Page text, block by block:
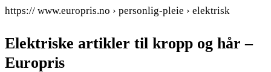
https:// www.europris.no › personlig-pleie › elektrisk
Elektriske artikler til kropp og hår –
Europris